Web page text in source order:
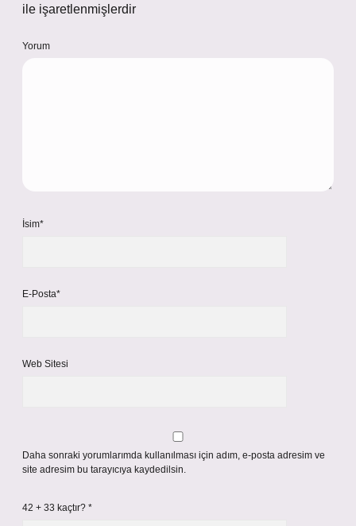
ile işaretlenmişlerdir
Yorum
İsim*
E-Posta*
Web Sitesi
Daha sonraki yorumlarımda kullanılması için adım, e-posta adresim ve
site adresim bu tarayıcıya kaydedilsin.
42 + 33 kaçtır? *